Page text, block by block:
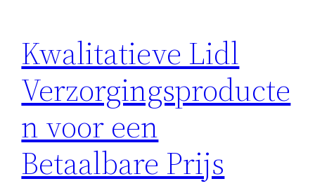
Kwalitatieve Lidl
Verzorgingsproducte
n voor een
Betaalbare Prijs